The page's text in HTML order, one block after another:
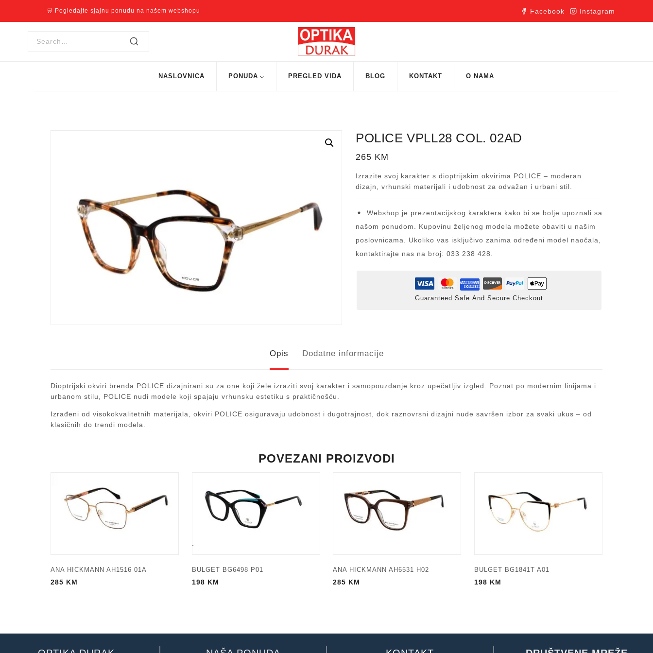
🛒 Pogledajte sjajnu ponudu na našem webshopu Facebook Instagram
NASLOVNICA PONUDA PREGLED VIDA BLOG KONTAKT O NAMA
POLICE VPLL28 COL. 02AD
265 KM
Izrazite svoj karakter s dioptrijskim okvirima POLICE – moderan
dizajn, vrhunski materijali i udobnost za odvažan i urbani stil.
Webshop je prezentacijskog karaktera kako bi se bolje upoznali sa
našom ponudom. Kupovinu željenog modela možete obaviti u našim
poslovnicama. Ukoliko vas isključivo zanima određeni model naočala,
kontaktirajte nas na broj: 033 238 428.
Guaranteed Safe And Secure Checkout
Opis Dodatne informacije
Dioptrijski okviri brenda POLICE dizajnirani su za one koji žele izraziti svoj karakter i samopouzdanje kroz upečatljiv izgled. Poznat po modernim linijama i
urbanom stilu, POLICE nudi modele koji spajaju vrhunsku estetiku s praktičnošću.
Izrađeni od visokokvalitetnih materijala, okviri POLICE osiguravaju udobnost i dugotrajnost, dok raznovrsni dizajni nude savršen izbor za svaki ukus – od
klasičnih do trendi modela.
POVEZANI PROIZVODI
ANA HICKMANN AH1516 01A
285 KM
BULGET BG6498 P01
198 KM
ANA HICKMANN AH6531 H02
285 KM
BULGET BG1841T A01
198 KM